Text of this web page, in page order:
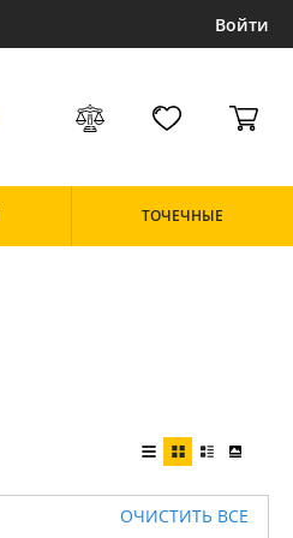
Войти
ТОЧЕЧНЫЕ
ОЧИСТИТЬ ВСЕ